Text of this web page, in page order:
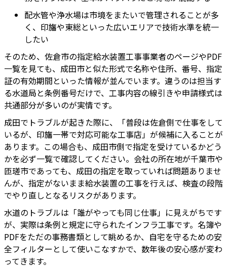
配水管や浄水場は市境をまたいで管理されることが多
く、印旛や東総といった広いエリアで技術水準を統一
したい
そのため、佐倉市の指定給水装置工事事業者のページやPDF
一覧を見ても、成田市と似た形式で名称や住所、番号、指定
証の有効期間といった情報が並んでいます。違うのは担当す
る水道局と条例番号だけで、工事内容の線引きや申請様式は
共通部分が多いのが実情です。
成田でトラブルが起きた際に、「普段は佐倉側で仕事をして
いるが、印旛一帯で対応可能な工事店」が候補に入ることが
あります。この場合も、成田市側で指定を受けているかどう
かを必ず一覧で確認してください。会社の所在地が千葉市や
匝瑳市であっても、成田の指定を取っていれば問題ありませ
んが、指定がないまま給水装置の工事を行えば、検査の段階
でやり直しとなるリスクがあります。
水道のトラブルは「誰がやっても同じ仕事」に見えがちです
が、実際は条例と規定に守られたインフラ工事です。名簿や
PDFをただの事務書類として眺めるか、自宅を守るための安
全フィルターとして使いこなすかで、数年後の安心感が変わ
ってきます。